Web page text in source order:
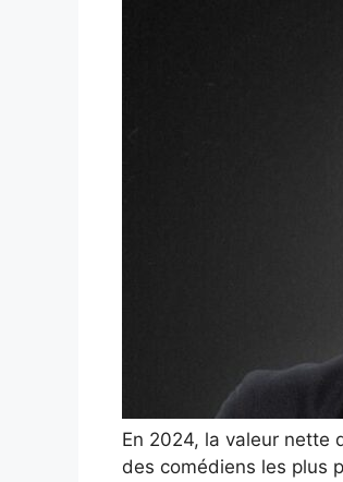
En 2024, la valeur nette
des comédiens les plus